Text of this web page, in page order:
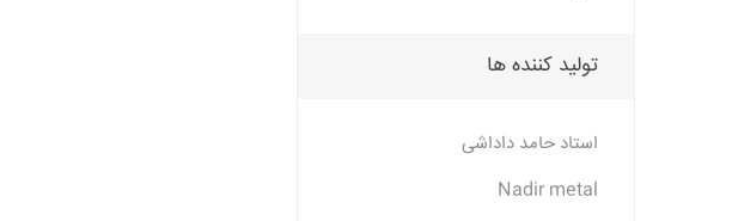
تولید کننده ها
استاد حامد داداشی
Nadir metal